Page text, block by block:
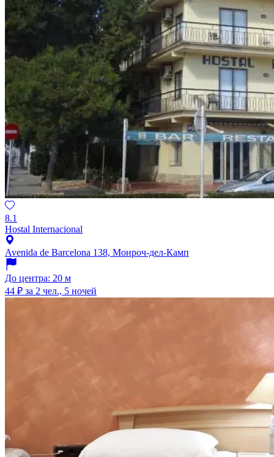
8.1
Hostal Internacional
Avenida de Barcelona 138, Монроч-дел-Камп
До центра: 20 м
44 ₽ за 2 чел., 5 ночей